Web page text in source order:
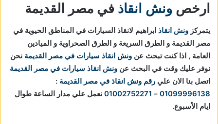
ارخص ونش انقاذ في مصر القديمة
يتمركز ونش انقاذ ابراهيم لانقاذ السيارات في المناطق الحيوية في
مصر القديمة و الطرق السريعة و الطرق الصحراوية و الميادين
العامة , اذا كنت تبحث عن ونش انقاذ سيارات في مصر القديمة نحن
نوفر عليك وقت في البحث عن ونش انقاذ سيارات في مصر القديمة
اتصل بنا الان علي رقم ونش انقاذ في مصر القديمة :
01099996138
–
01002752271 نعمل علي مدار الساعة طوال
ايام الأسبوع.